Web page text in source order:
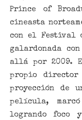
Prince of
cineasta
con el Festival
galardonada
allá por 2009.
propio
proyección de
película,
logrando foco